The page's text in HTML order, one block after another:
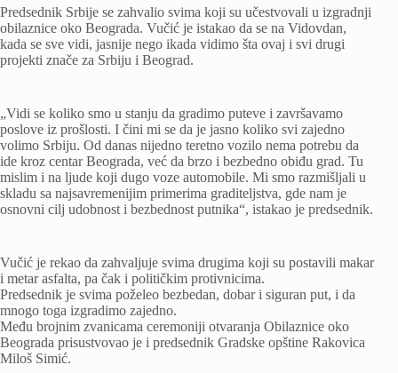
Predsednik Srbije se zahvalio svima koji su učestvovali u izgradnji
obilaznice oko Beograda. Vučić je istakao da se na Vidovdan,
kada se sve vidi, jasnije nego ikada vidimo šta ovaj i svi drugi
projekti znače za Srbiju i Beograd.
„Vidi se koliko smo u stanju da gradimo puteve i završavamo
poslove iz prošlosti. I čini mi se da je jasno koliko svi zajedno
volimo Srbiju. Od danas nijedno teretno vozilo nema potrebu da
ide kroz centar Beograda, već da brzo i bezbedno obiđu grad. Tu
mislim i na ljude koji dugo voze automobile. Mi smo razmišljali u
skladu sa najsavremenijim primerima graditeljstva, gde nam je
osnovni cilj udobnost i bezbednost putnika“, istakao je predsednik.
Vučić je rekao da zahvaljuje svima drugima koji su postavili makar
i metar asfalta, pa čak i političkim protivnicima.
Predsednik je svima poželeo bezbedan, dobar i siguran put, i da
mnogo toga izgradimo zajedno.
Među brojnim zvanicama ceremoniji otvaranja Obilaznice oko
Beograda prisustvovao je i predsednik Gradske opštine Rakovica
Miloš Simić.